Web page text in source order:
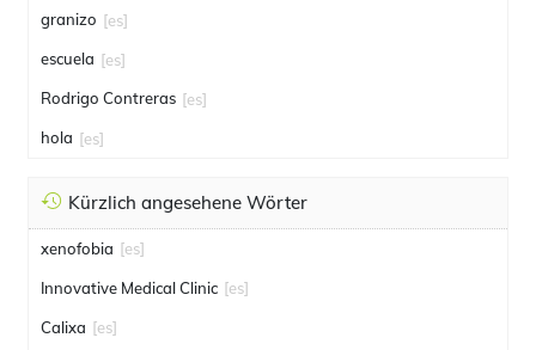
granizo [es]
escuela [es]
Rodrigo Contreras [es]
hola [es]
Kürzlich angesehene Wörter
xenofobia [es]
Innovative Medical Clinic [es]
Calixa [es]